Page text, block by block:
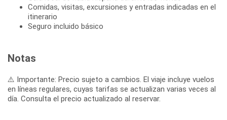
Comidas, visitas, excursiones y entradas indicadas en el
itinerario
Seguro incluido básico
Notas
⚠️ Importante: Precio sujeto a cambios. El viaje incluye vuelos
en líneas regulares, cuyas tarifas se actualizan varias veces al
día. Consulta el precio actualizado al reservar.